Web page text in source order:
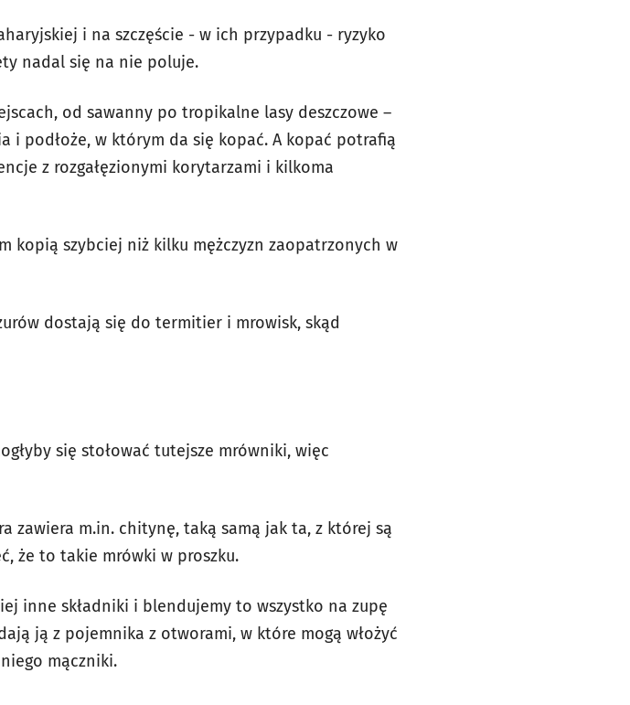
i na szczęście - w ich przypadku - ryzyko
nadal się na nie poluje.
od sawanny po tropikalne lasy deszczowe –
i podłoże, w którym da się kopać. A kopać potrafią
z rozgałęzionymi korytarzami i kilkoma
kopią szybciej niż kilku mężczyzn zaopatrzonych w
dostają się do termitier i mrowisk, skąd
się stołować tutejsze mrówniki, więc
zawiera m.in. chitynę, taką samą jak ta, z której są
że to takie mrówki w proszku.
inne składniki i blendujemy to wszystko na zupę
ją z pojemnika z otworami, w które mogą włożyć
mączniki.